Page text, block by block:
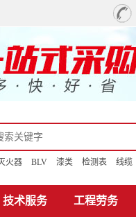
火器 BLV 漆类 检测表 线缆
技术服务 工程劳务